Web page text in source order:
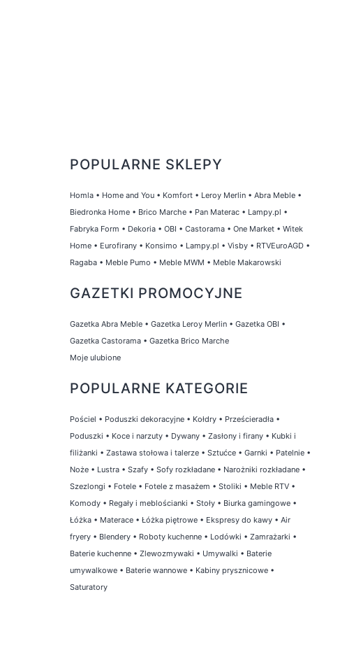
POPULARNE SKLEPY
Homla • Home and You • Komfort • Leroy Merlin • Abra Meble •
Biedronka Home • Brico Marche • Pan Materac • Lampy.pl •
Fabryka Form • Dekoria • OBI • Castorama • One Market • Witek
Home • Eurofirany • Konsimo • Lampy.pl • Visby • RTVEuroAGD •
Ragaba • Meble Pumo • Meble MWM • Meble Makarowski
GAZETKI PROMOCYJNE
Gazetka Abra Meble • Gazetka Leroy Merlin • Gazetka OBI •
Gazetka Castorama • Gazetka Brico Marche
Moje ulubione
POPULARNE KATEGORIE
Pościel • Poduszki dekoracyjne • Kołdry • Prześcieradła •
Poduszki • Koce i narzuty • Dywany • Zasłony i firany • Kubki i
filiżanki • Zastawa stołowa i talerze • Sztućce • Garnki • Patelnie •
Noże • Lustra • Szafy • Sofy rozkładane • Narożniki rozkładane •
Szezlongi • Fotele • Fotele z masażem • Stoliki • Meble RTV •
Komody • Regały i meblościanki • Stoły • Biurka gamingowe •
Łóżka • Materace • Łóżka piętrowe • Ekspresy do kawy • Air
fryery • Blendery • Roboty kuchenne • Lodówki • Zamrażarki •
Baterie kuchenne • Zlewozmywaki • Umywalki • Baterie
umywalkowe • Baterie wannowe • Kabiny prysznicowe •
Saturatory